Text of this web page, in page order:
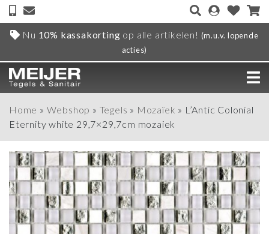
Nu 10% kassakorting op alle artikelen! (m.u.v. lopende
acties)
Home » Webshop » Tegels » Mozaïek » L’Antic Colonial
Eternity white 29,7×29,7cm mozaiek